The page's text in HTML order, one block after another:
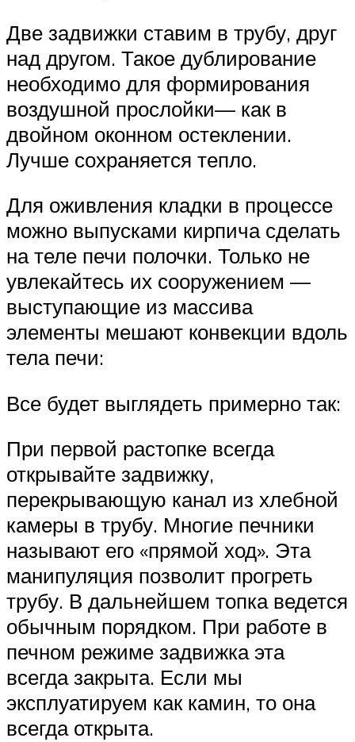
Две задвижки ставим в трубу, друг
над другом. Такое дублирование
необходимо для формирования
воздушной прослойки— как в
двойном оконном остеклении.
Лучше сохраняется тепло.
Для оживления кладки в процессе
можно выпусками кирпича сделать
на теле печи полочки. Только не
увлекайтесь их сооружением —
выступающие из массива
элементы мешают конвекции вдоль
тела печи:
Все будет выглядеть примерно так:
При первой растопке всегда
открывайте задвижку,
перекрывающую канал из хлебной
камеры в трубу. Многие печники
называют его «прямой ход». Эта
манипуляция позволит прогреть
трубу. В дальнейшем топка ведется
обычным порядком. При работе в
печном режиме задвижка эта
всегда закрыта. Если мы
эксплуатируем как камин, то она
всегда открыта.